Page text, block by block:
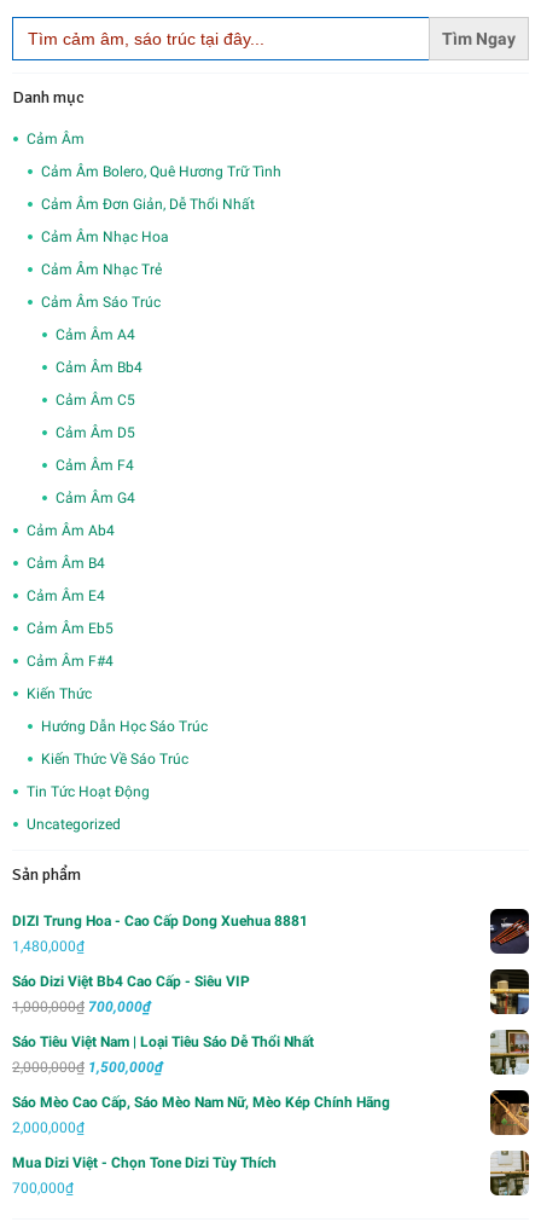
Search
for:
Danh mục
Cảm Âm
Cảm Âm Bolero, Quê Hương Trữ Tình
Cảm Âm Đơn Giản, Dễ Thổi Nhất
Cảm Âm Nhạc Hoa
Cảm Âm Nhạc Trẻ
Cảm Âm Sáo Trúc
Cảm Âm A4
Cảm Âm Bb4
Cảm Âm C5
Cảm Âm D5
Cảm Âm F4
Cảm Âm G4
Cảm Âm Ab4
Cảm Âm B4
Cảm Âm E4
Cảm Âm Eb5
Cảm Âm F#4
Kiến Thức
Hướng Dẫn Học Sáo Trúc
Kiến Thức Về Sáo Trúc
Tin Tức Hoạt Động
Uncategorized
Sản phẩm
DIZI Trung Hoa - Cao Cấp Dong Xuehua 8881
1,480,000₫
Sáo Dizi Việt Bb4 Cao Cấp - Siêu VIP
1,000,000₫ Giá
700,000₫Giá
700,000₫.
Sáo Tiêu Việt Nam | Loại Tiêu Sáo Dễ Thổi Nhất
2,000,000₫ Giá
1,500,000₫Giá
1,500,000₫.
Sáo Mèo Cao Cấp, Sáo Mèo Nam Nữ, Mèo Kép Chính Hãng
2,000,000₫
Mua Dizi Việt - Chọn Tone Dizi Tùy Thích
700,000₫